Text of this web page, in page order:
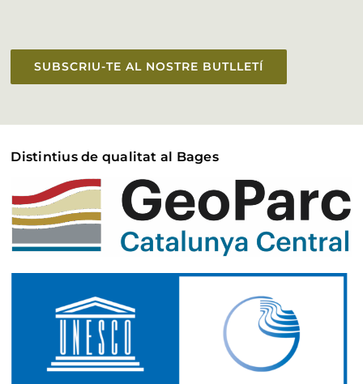
SUBSCRIU-TE AL NOSTRE BUTLLETÍ
Distintius de qualitat al Bages